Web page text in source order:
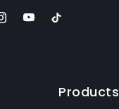
Products